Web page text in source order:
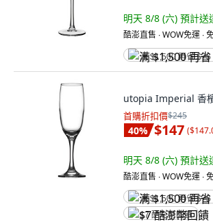
明天 8/8 (六) 預計送
酷澎直售 ∙ WOW免運 ∙
满 $1,500 再省 $75
utopia Imperial 香
首購折扣價$245
40% $147 (
明天 8/8 (六) 預計送
酷澎直售 ∙ WOW免運 ∙
满 $1,500 再省 $75
$7 酷澎幣回饋